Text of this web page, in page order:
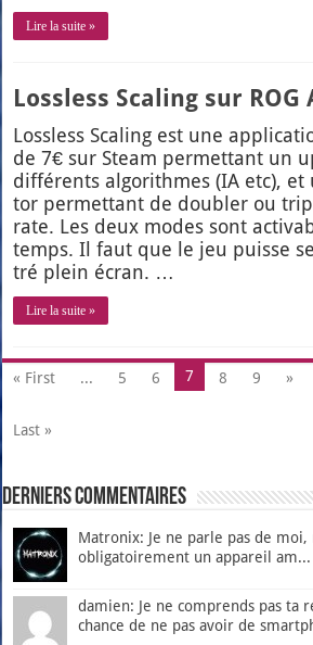
Lire la suite »
Lossless Scaling sur ROG
Loss­less Sca­ling est une
de 7€ sur Steam per­met­tant un
dif­fé­rents algo­rithmes (IA etc),
tor per­met­tant de dou­bler ou
rate. Les deux modes sont
temps. Il faut que le jeu puisse
tré plein écran. …
Lire la suite »
« First ... 5 6 7 8 9 »
Last »
Derniers Commentaires
Matronix: Je ne parle pas de
obligatoirement un appareil am...
damien: Je ne comprends pas ta
chance de ne pas avoir de